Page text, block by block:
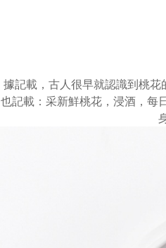
據記載，古人很早就認識到桃花
也記載：采新鮮桃花，浸酒，每